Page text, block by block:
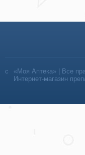
«Моя Аптека» | Все
Интернет-магазин